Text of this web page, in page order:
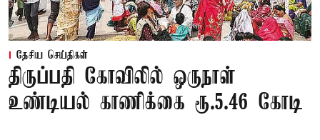
தேசிய செய்திகள்
திருப்பதி கோவிலில் ஒருநாள்
உண்டியல் காணிக்கை ரூ.5.46 கோடி